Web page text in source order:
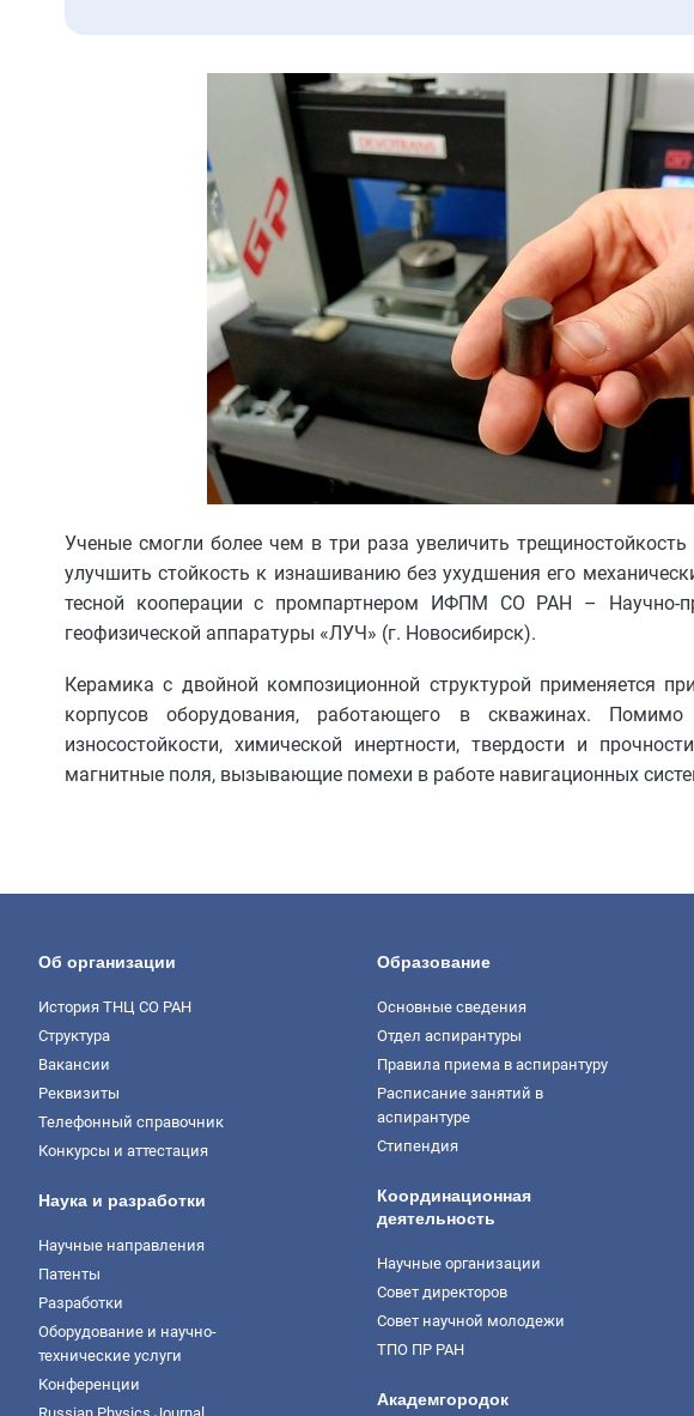
Ученые смогли более чем в три раза увеличить
улучшить стойкость к изнашиванию без ухудшения его
тесной кооперации с промпартнером ИФПМ СО РАН – Научно-
геофизической аппаратуры «ЛУЧ» (г. Новосибирск).
Керамика с двойной композиционной структурой применяется
корпусов оборудования, работающего в скважинах.
износостойкости, химической инертности, твердости и
магнитные поля, вызывающие помехи в работе навигационных
Об организации
История ТНЦ СО РАН
Структура
Вакансии
Реквизиты
Телефонный справочник
Конкурсы и аттестация
Наука и разработки
Научные направления
Патенты
Разработки
Оборудование и научно-
технические услуги
Конференции
Образование
Основные сведения
Отдел аспирантуры
Правила приема в аспирантуру
Расписание занятий в
аспирантуре
Стипендия
Координационная
деятельность
Научные организации
Совет директоров
Совет научной молодежи
ТПО ПР РАН
Академгородок